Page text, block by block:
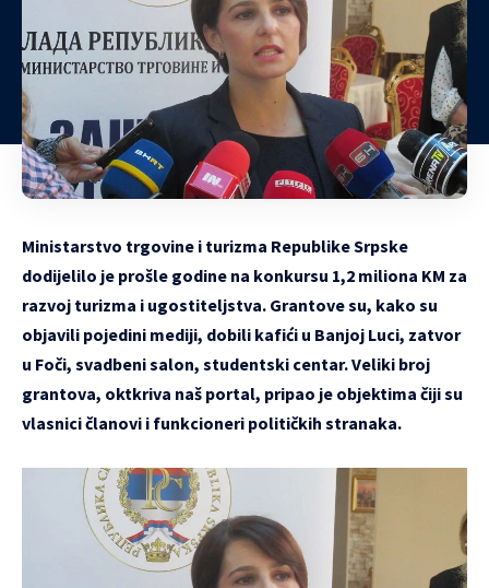
Ministarstvo trgovine i turizma Republike Srpske
dodijelilo je prošle godine na konkursu 1,2 miliona KM za
razvoj turizma i ugostiteljstva. Grantove su, kako su
objavili pojedini mediji, dobili kafići u Banjoj Luci, zatvor
u Foči, svadbeni salon, studentski centar. Veliki broj
grantova, oktkriva naš portal, pripao je objektima čiji su
vlasnici članovi i funkcioneri političkih stranaka.